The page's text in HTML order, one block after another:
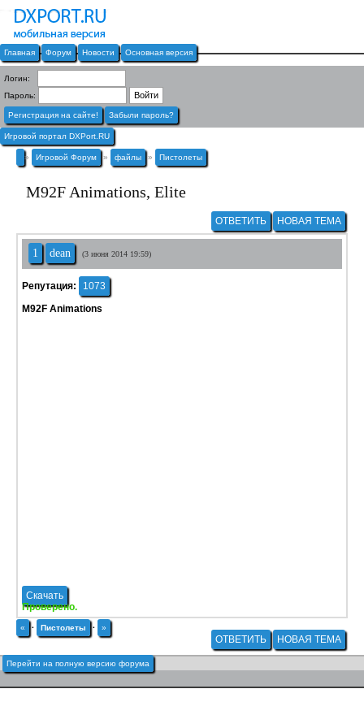
Главная Форум Новости Основная версия
Логин:
Пароль:
Регистрация на сайте! Забыли пароль?
Игровой портал DXPort.RU
» Игровой Форум » файлы » Пистолеты
M92F Animations, Elite
ОТВЕТИТЬ НОВАЯ ТЕМА
1 dean (3 июня 2014 19:59)
Репутация:
1073
M92F Animations
Скачать
Проверено.
« · Пистолеты · »
ОТВЕТИТЬ НОВАЯ ТЕМА
Перейти на полную версию форума